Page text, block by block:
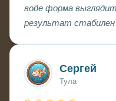
воде форма
результат стабилен
Сергей
Тула